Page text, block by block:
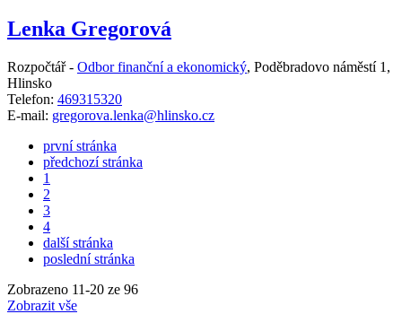
Lenka Gregorová
Rozpočtář - Odbor finanční a ekonomický, Poděbradovo náměstí 1,
Hlinsko
Telefon: 469315320
E-mail: gregorova.lenka@hlinsko.cz
první stránka
předchozí stránka
1
2
3
4
další stránka
poslední stránka
Zobrazeno 11-20 ze 96
Zobrazit vše